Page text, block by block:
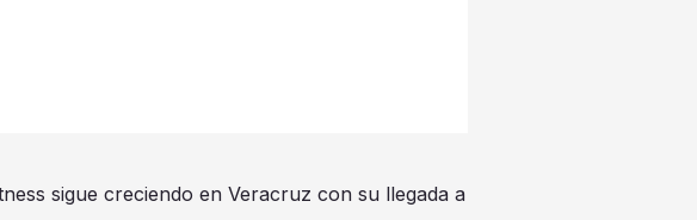
sigue creciendo en Veracruz con su llegada a